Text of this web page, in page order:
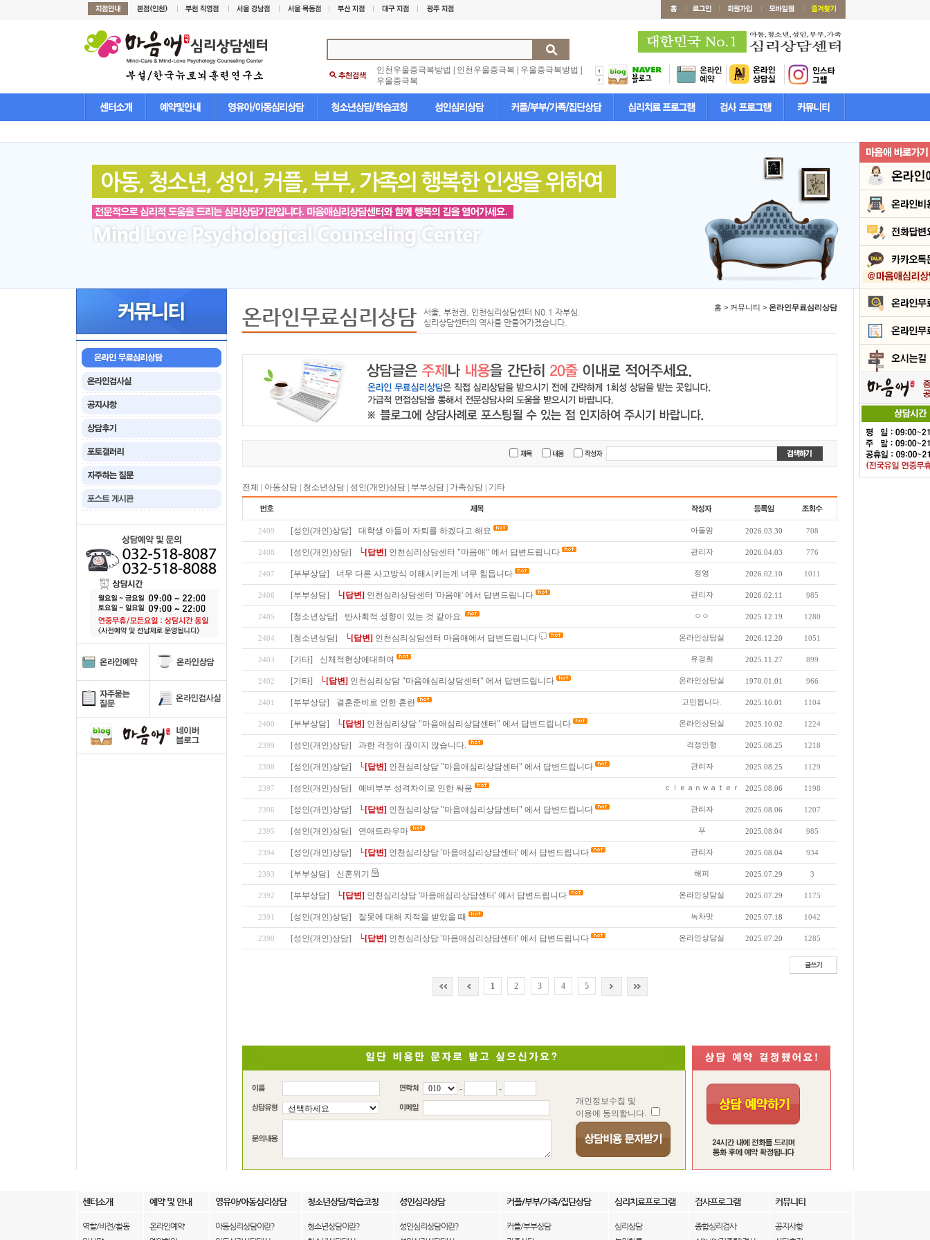
인천우울증극복방법 인천우울증극복 우울증극복방법
우울증극복
온라인무료심리상담
서울, 부천권, 인천심리상담센터 N0.1 자부심.
심리상담센터의 역사를 만들어가겠습니다.
홈 > 커뮤니티 > 온라인무료심리상담
전체 아동상담 청소년상담 성인(개인)상담 부부상담 가족상담 기타
2409 [성인(개인)상담] 대학생 아들이 자퇴를 하겠다고 해요 아들맘 2026.03.30 708
2408 [성인(개인)상담] └[답변] 인천심리상담센터 "마음애" 에서 답변드립니다 관리자 2026.04.03 776
2407 [부부상담] 너무 다른 사고방식 이해시키는게 너무 힘듭니다 정영 2026.02.10 1011
2406 [부부상담] └[답변] 인천심리상담센터 '마음애' 에서 답변드립니다 관리자 2026.02.11 985
2405 [청소년상담] 반사회적 성향이 있는 것 같아요. ㅇㅇ 2025.12.19 1280
2404 [청소년상담] └[답변] 인천심리상담센터 마음애에서 답변드립니다 온라인상담실 2026.12.20 1051
2403 [기타] 신체적현상에대하여 유경희 2025.11.27 899
2402 [기타] └[답변] 인천심리상담 "마음애심리상담센터" 에서 답변드립니다 온라인상담실 1970.01.01 966
2401 [부부상담] 결혼준비로 인한 혼란 고민됩니다. 2025.10.01 1104
2400 [부부상담] └[답변] 인천심리상담 "마음애심리상담센터" 에서 답변드립니다 온라인상담실 2025.10.02 1224
2399 [성인(개인)상담] 과한 걱정이 끊이지 않습니다. 걱정인형 2025.08.25 1218
2398 [성인(개인)상담] └[답변] 인천심리상담 "마음애심리상담센터" 에서 답변드립니다 관리자 2025.08.25 1129
2397 [성인(개인)상담] 예비부부 성격차이로 인한 싸움 ｃｌｅａｎｗａｔｅｒ 2025.08.06 1198
2396 [성인(개인)상담] └[답변] 인천심리상담 "마음애심리상담센터" 에서 답변드립니다 관리자 2025.08.06 1207
2395 [성인(개인)상담] 연애트라우마 푸 2025.08.04 985
2394 [성인(개인)상담] └[답변] 인천심리상담 '마음애심리상담센터' 에서 답변드립니다 관리자 2025.08.04 934
2393 [부부상담] 신혼위기 해피 2025.07.29 3
2392 [부부상담] └[답변] 인천심리상담 '마음애심리상담센터' 에서 답변드립니다 온라인상담실 2025.07.29 1175
2391 [성인(개인)상담] 잘못에 대해 지적을 받았을 때 녹차맛 2025.07.18 1042
2390 [성인(개인)상담] └[답변] 인천심리상담 '마음애심리상담센터' 에서 답변드립니다 온라인상담실 2025.07.20 1285
1 2 3 4 5
-
-
개인정보수집 및
이용에 동의합니다.
센터소개 예약 및 안내 영유아/아동심리상담 청소년상담/학습코칭 성인심리상담 커플/부부/가족/집단상담 심리치료프로그램 검사프로그램 커뮤니티
역할/비전/활동
온라인예약
아동심리상담이란?
청소년상담이란?
성인심리상담이란?
커플/부부상담
심리상담
종합심리검사
공지사항